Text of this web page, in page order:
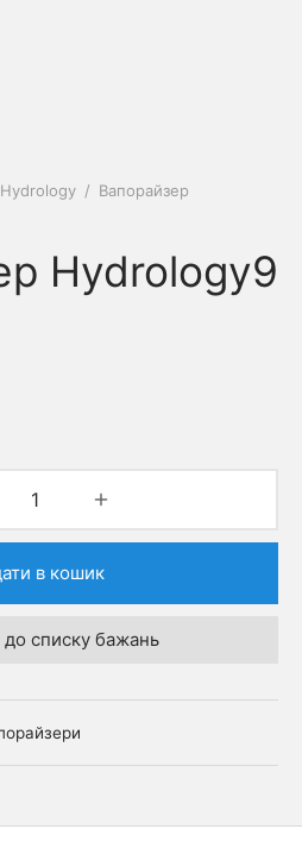
Hydrology / Вапорайзер
Hydrology9
в кошик
списку бажань